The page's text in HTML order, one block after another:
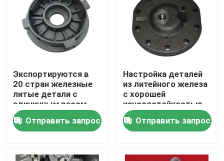
Дом
Продукты
Видео
Экспортируются в
20 стран железные
литые детали с
единичным весом
0,05 кг и
толерантностью
CT6-CT8
Отправить запрос
Настройка деталей
из литейного железа
с хорошей
износостойкостью
Отправить запрос